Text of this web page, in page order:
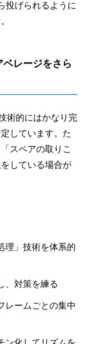
投げられるように
レージをさら
術的にはかなり完
しています。た
スペアの取りこ
している場合が
理」技術を体系的
、対策を練る
レームごとの集中